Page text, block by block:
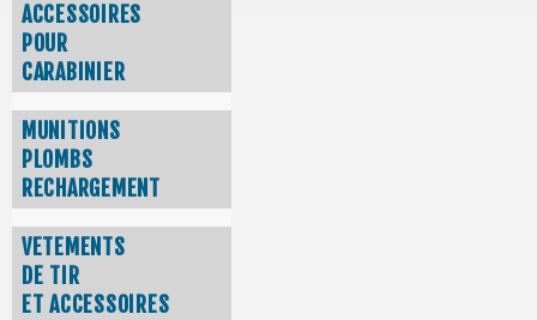
ACCESSOIRES
POUR
CARABINIER
MUNITIONS
PLOMBS
RECHARGEMENT
VETEMENTS
DE TIR
ET ACCESSOIRES